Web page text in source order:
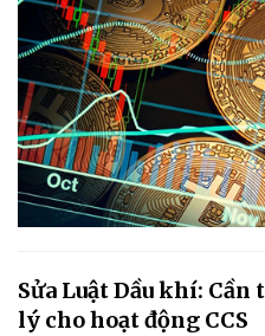
Sửa Luật Dầu khí:
lý cho hoạt động CCS